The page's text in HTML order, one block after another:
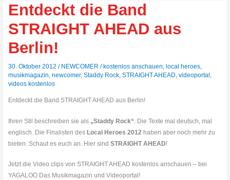
Entdeckt die Band
STRAIGHT AHEAD aus
Berlin!
30. Oktober 2012/ NEWCOMER /kostenlos anschauen ,local heroes
musikmagazin ,newcomer,Staddy Rock ,STRAIGHT AHEAD ,videoportal
videos kostenlos
Entdeckt die Band STRAIGHT AHEAD aus Berlin!
Ihren Stil beschreiben sie als „Staddy Rock“ . Die Texte mal deutsch, mal
englisch. Die Finalisten desLocal Heroes 2012 haben aber noch mehr zu
bieten. Schaut es euch an. Hier sindSTRAIGHT AHEAD!
Jetzt die Video clips von STRAIGHT AHEAD kostenlos anschauen – bei
YAGALOO Das Musikmagazin und Videoportal!